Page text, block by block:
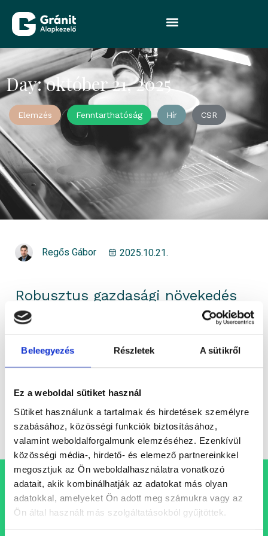
Beleegyezés Részletek A sütikről
Ez a weboldal sütiket használ
Sütiket használunk a tartalmak és hirdetések személyre
szabásához, közösségi funkciók biztosításához,
valamint weboldalforgalmunk elemzéséhez. Ezenkívül
közösségi média-, hirdető- és elemező partnereinkkel
megosztjuk az Ön weboldalhasználatra vonatkozó
adatait, akik kombinálhatják az adatokat más olyan
adatokkal, amelyeket Ön adott meg számukra vagy az
Ön által használt más szolgáltatásokból gyűjtöttek.
Day: október 21, 2025
Elemzés Fenntarthatóság Hír CSR
Regős Gábor 2025.10.21.
Robusztus gazdasági növekedés
mellett működhet a 14. havi
nyugdíj
A magyar kormány a 14. havi nyugdíj bevezetését is
fontolgatja. A kijelentés azonnal beindította a
Elemzés portfolioblogger
Állásajánlataink
Folyamatosan bővülő csapatunkba keressük azokat a